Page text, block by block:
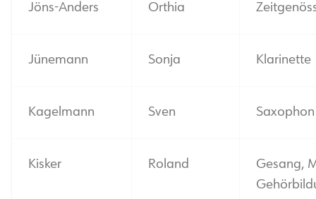
Jöns-Anders Orthia
Jünemann Sonja Klarinette
Kagelmann Sven Saxophon
Kisker Roland
Gesang,